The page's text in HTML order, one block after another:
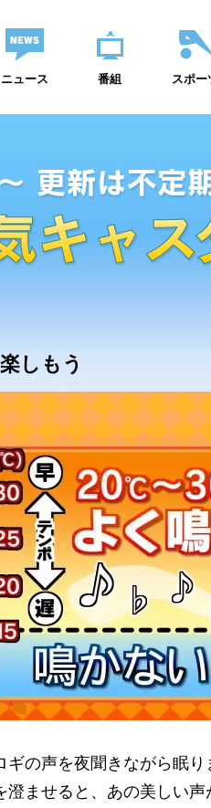
ニュース 番組 スポー
しもう
の声を夜聞きながら眠り
澄ませると、あの美しい声